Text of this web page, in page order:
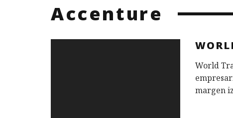
Accenture
World
margen